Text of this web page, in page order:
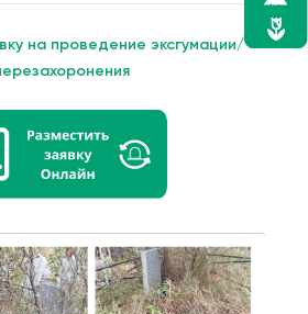
на проведение эксгумации/